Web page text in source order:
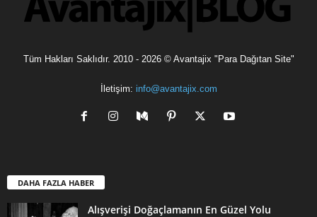
Tüm Hakları Saklıdır. 2010 - 2026 © Avantajix "Para Dağıtan Site"
İletişim: info@avantajix.com
DAHA FAZLA HABER
Alışverişi Doğaçlamanın En Güzel Yolu